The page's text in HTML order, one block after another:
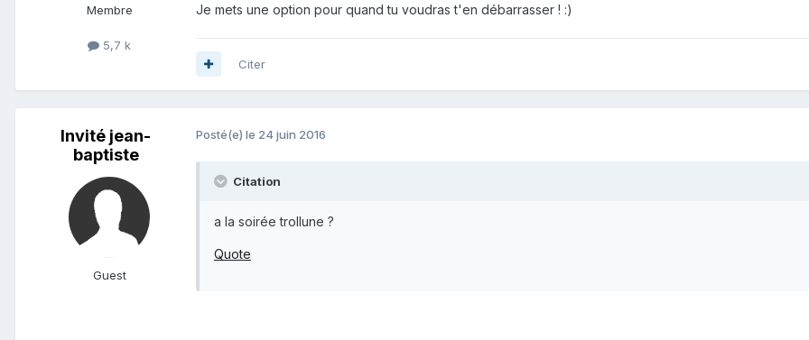
Membre
5,7 k
Je mets une option pour quand tu voudras t'en débarrasser ! :)
Citer
Invité jean-
baptiste
Guest
Posté(e) le 24 juin 2016
Citation
a la soirée trollune ?
Quote